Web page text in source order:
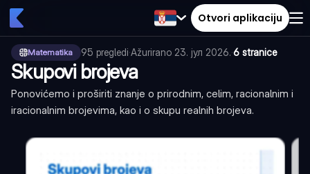
Otvori aplikaciju
Matematika 95 pregledi·Ažurirano 23. јул 2026.·6 stranice
Skupovi brojeva
Ponovićemo i proširiti znanje o prirodnim, celim, racionalnim i
iracionalnim brojevima, kao i o skupu realnih brojeva.